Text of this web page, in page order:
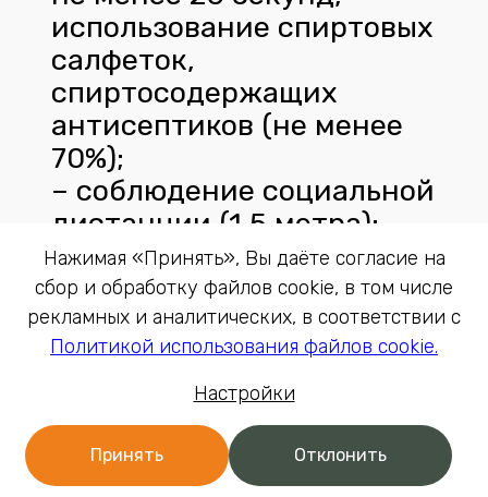
использование спиртовых
салфеток,
спиртосодержащих
антисептиков (не менее
70%);
– соблюдение социальной
дистанции (1,5 метра);
– правильное ношение
правильной маски в
правильных местах.
Должны быть закрыты и
нос и рот, маска должна
быть медицинская, носить
нужно не более 2 часов.
Если маска увлажнилась –
Настройка файлов cookie
Обязательные/функциональные
Необходимы для бесперебойной работы
Сайта. Повышают удобство пользования
действиями пользователя.
Нажимая «Принять», Вы даёте согласие на
сбор и обработку файлов cookie, в том числе
рекламных и аналитических, в соответствии с
Политикой использования файлов cookie.
Настройки
Принять Отклонить